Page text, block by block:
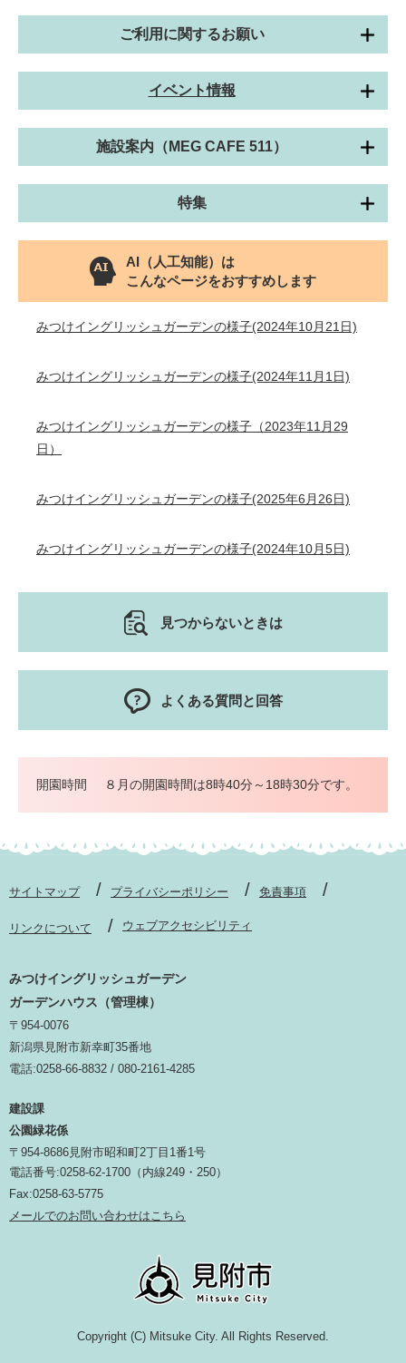
ご利用に関するお願い
イベント情報
施設案内（MEG CAFE 511）
特集
AI（人工知能）は
こんなページをおすすめします
みつけイングリッシュガーデンの様子(2024年10月21日)
みつけイングリッシュガーデンの様子(2024年11月1日)
みつけイングリッシュガーデンの様子（2023年11月29
日）
みつけイングリッシュガーデンの様子(2025年6月26日)
みつけイングリッシュガーデンの様子(2024年10月5日)
見つからないときは
よくある質問と回答
開園時間 ８月の開園時間は8時40分～18時30分です。
サイトマップ プライバシーポリシー 免責事項
リンクについて ウェブアクセシビリティ
みつけイングリッシュガーデン
ガーデンハウス（管理棟）
〒954-0076
新潟県見附市新幸町35番地
電話:0258-66-8832 / 080-2161-4285
建設課
公園緑花係
〒954-8686見附市昭和町2丁目1番1号
電話番号:0258-62-1700（内線249・250）
Fax:0258-63-5775
メールでのお問い合わせはこちら
Copyright (C) Mitsuke City. All Rights Reserved.